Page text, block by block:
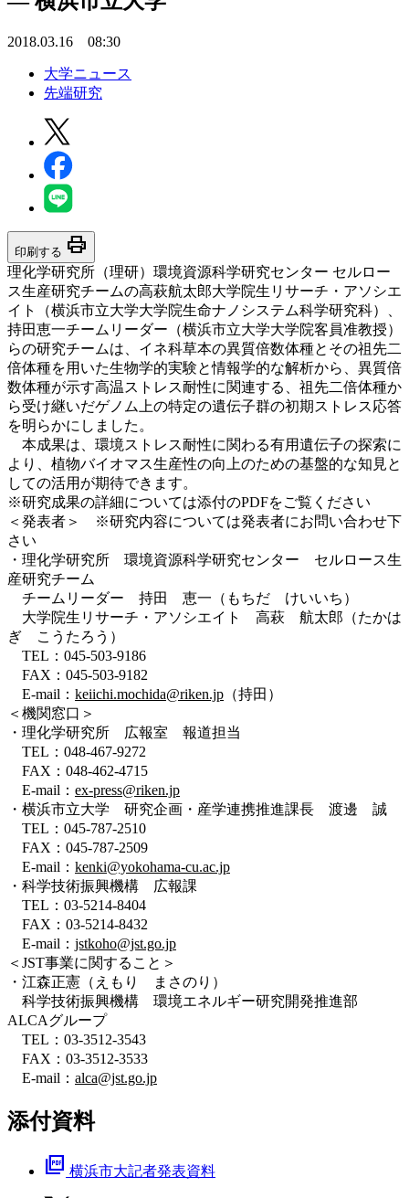
2018.03.16 08:30
大学ニュース
先端研究
印刷する print
理化学研究所（理研）環境資源科学研究センター セルロー
ス生産研究チームの高萩航太郎大学院生リサーチ・アソシエ
イト（横浜市立大学大学院生命ナノシステム科学研究科）、
持田恵一チームリーダー（横浜市立大学大学院客員准教授）
らの研究チームは、イネ科草本の異質倍数体種とその祖先二
倍体種を用いた生物学的実験と情報学的な解析から、異質倍
数体種が示す高温ストレス耐性に関連する、祖先二倍体種か
ら受け継いだゲノム上の特定の遺伝子群の初期ストレス応答
を明らかにしました。
本成果は、環境ストレス耐性に関わる有用遺伝子の探索に
より、植物バイオマス生産性の向上のための基盤的な知見と
しての活用が期待できます。
※研究成果の詳細については添付のPDFをご覧ください
＜発表者＞ ※研究内容については発表者にお問い合わせ下
さい
・理化学研究所 環境資源科学研究センター セルロース生
産研究チーム
チームリーダー 持田 恵一（もちだ けいいち）
大学院生リサーチ・アソシエイト 高萩 航太郎（たかは
ぎ こうたろう）
TEL：045-503-9186
FAX：045-503-9182
E-mail： keiichi.mochida@riken.jp （持田）
＜機関窓口＞
・理化学研究所 広報室 報道担当
TEL：048-467-9272
FAX：048-462-4715
E-mail： ex-press@riken.jp
・横浜市立大学 研究企画・産学連携推進課長 渡邊 誠
TEL：045-787-2510
FAX：045-787-2509
E-mail： kenki@yokohama-cu.ac.jp
・科学技術振興機構 広報課
TEL：03-5214-8404
FAX：03-5214-8432
E-mail： jstkoho@jst.go.jp
＜JST事業に関すること＞
・江森正憲（えもり まさのり）
科学技術振興機構 環境エネルギー研究開発推進部
ALCAグループ
TEL：03-3512-3543
FAX：03-3512-3533
E-mail： alca@jst.go.jp
添付資料
picture_as_pdf 横浜市大記者発表資料